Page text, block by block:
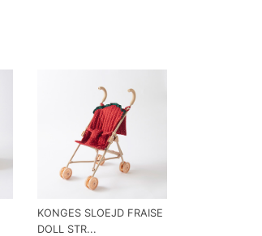
KONGES SLOEJD FRAISE
DOLL STR...